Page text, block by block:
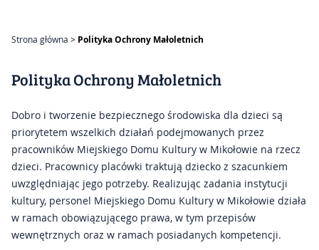
Chóry i zespoły
Zajęcia
Kontakt
Impresje Mikołowskie
Mikołowskie Dni Muzyki
Gazeta Mikołowska
Strona główna Polityka Ochrony Małoletnich
Polityka Ochrony Małoletnich
Dobro i tworzenie bezpiecznego środowiska dla dzieci są
priorytetem wszelkich działań podejmowanych przez
pracowników Miejskiego Domu Kultury w Mikołowie na rzecz
dzieci. Pracownicy placówki traktują dziecko z szacunkiem
uwzględniając jego potrzeby. Realizując zadania instytucji
kultury, personel Miejskiego Domu Kultury w Mikołowie działa
w ramach obowiązującego prawa, w tym przepisów
wewnętrznych oraz w ramach posiadanych kompetencji.